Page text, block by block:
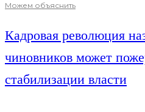
Можем объяснить
Кадровая революция
чиновников может
стабилизации власти